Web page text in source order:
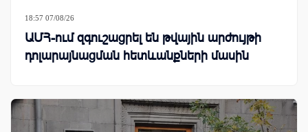
18:57 07/08/26
ԱՄՀ-ում զգուշացրել են թվային արժույթի
դոլարայնացման հետևանքների մասին